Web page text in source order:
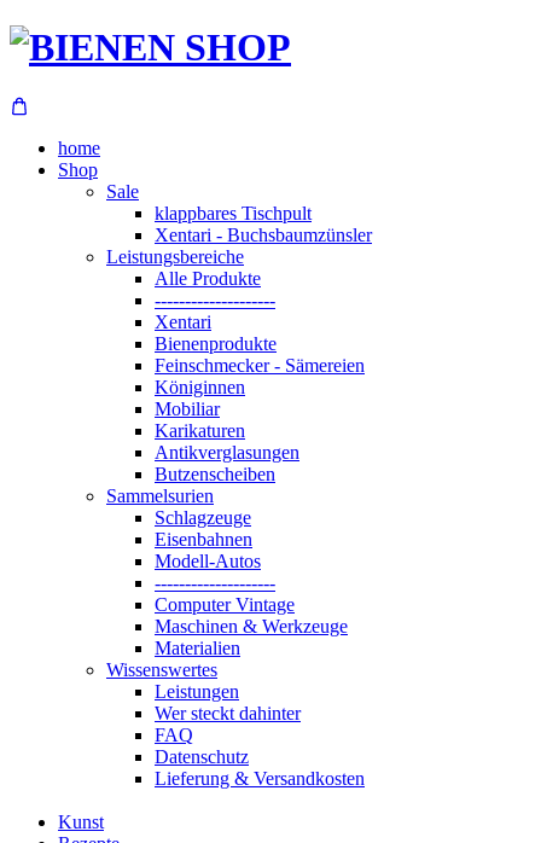
home
Shop
Sale
klappbares Tischpult
Xentari - Buchsbaumzünsler
Leistungsbereiche
Alle Produkte
--------------------
Xentari
Bienenprodukte
Feinschmecker - Sämereien
Königinnen
Mobiliar
Karikaturen
Antikverglasungen
Butzenscheiben
Sammelsurien
Schlagzeuge
Eisenbahnen
Modell-Autos
--------------------
Computer Vintage
Maschinen & Werkzeuge
Materialien
Wissenswertes
Leistungen
Wer steckt dahinter
FAQ
Datenschutz
Lieferung & Versandkosten
Kunst